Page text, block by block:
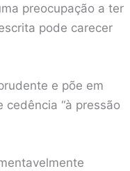
preocupação a ter
pode carecer
e põe em
cedência “à pressão